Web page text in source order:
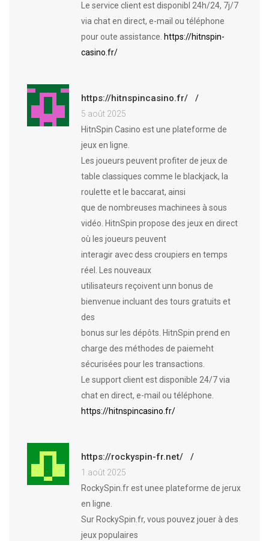
Le service client est disponibl 24h/24, 7j/7
via chat en direct, e-mail ou téléphone
pour oute assistance. https://hitnspin-
casino.fr/
https://hitnspincasino.fr/
5 août 2025
HitnSpin Casino est une plateforme de
jeux en ligne.
Les joueurs peuvent profiter de jeux de
table classiques comme le blackjack, la
roulette et le baccarat, ainsi
que de nombreuses machinees à sous
vidéo. HitnSpin propose des jeux en direct
où les joueurs peuvent
interagir avec dess croupiers en temps
réel. Les nouveaux
utilisateurs reçoivent unn bonus de
bienvenue incluant des tours gratuits et
des
bonus sur les dépôts. HitnSpin prend en
charge des méthodes de paiemeht
sécurisées pour les transactions.
Le support client est disponible 24/7 via
chat en direct, e-mail ou téléphone.
https://hitnspincasino.fr/
https://rockyspin-fr.net/
1 août 2025
RockySpin.fr est unee plateforme de jerux
en ligne.
Sur RockySpin.fr, vous pouvez jouer à des
jeux populaires